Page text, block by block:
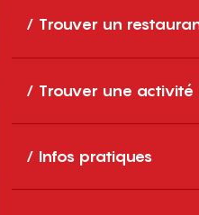
Trouver un
Trouver une activité
Infos pratiques
venir ?
PRO